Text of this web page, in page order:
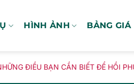
HÌNH ẢNH BẢNG GIÁ
ĐIỀU BẠN CẦN BIẾT ĐỂ HỒI